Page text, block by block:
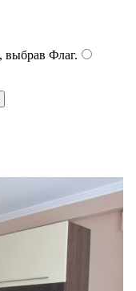
выбрав Флаг.